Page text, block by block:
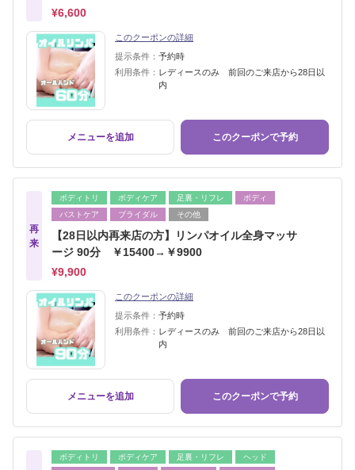
¥6,600
このクーポンの詳細
提示条件： 予約時
利用条件： レディースのみ 前回のご来店から28日以
内
メニューを追加 このクーポンで予約
再
来
ボディトリ ボディケア 足裏・リフレ
ボディ
バストケア
ブライダル その他
【28日以内再来店の方】リンパオイル全身マッサ
ージ 90分 ￥15400→￥9900
¥9,900
このクーポンの詳細
提示条件： 予約時
利用条件： レディースのみ 前回のご来店から28日以
内
メニューを追加 このクーポンで予約
ボディトリ ボディケア 足裏・リフレ
ヘッド